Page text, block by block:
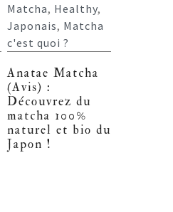
Matcha, Healthy,
Japonais, Matcha
c'est quoi ?
Anatae Matcha
(Avis) :
Découvrez du
matcha 100%
naturel et bio du
Japon !